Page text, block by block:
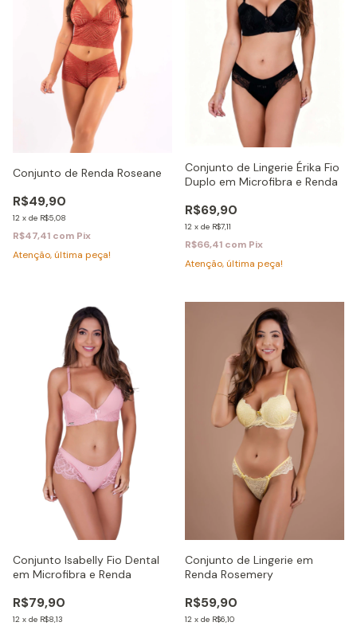
Conjunto de Renda Roseane
R$49,90
12 x de R$5,08
R$47,41 com Pix
Atenção, última peça!
Conjunto de Lingerie Érika Fio
Duplo em Microfibra e Renda
R$69,90
12 x de R$7,11
R$66,41 com Pix
Atenção, última peça!
Conjunto Isabelly Fio Dental
em Microfibra e Renda
R$79,90
12 x de R$8,13
Conjunto de Lingerie em
Renda Rosemery
R$59,90
12 x de R$6,10